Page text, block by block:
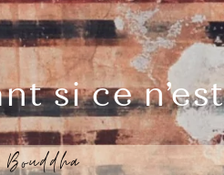
si ce
Bouddha